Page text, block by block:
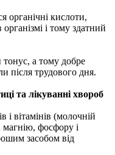
органічні кислоти,
і тому здатний
тонус, а тому добре
після трудового дня.
та лікуванні хвороб
і вітамінів (молочній
магнію, фосфору і
засобом від